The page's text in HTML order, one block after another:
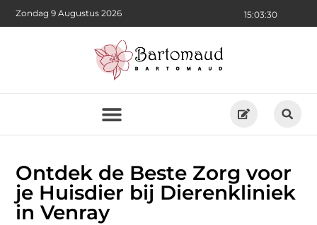
15:03:32
Zondag 9 Augustus 2026
Ontdek de Beste Zorg voor
je Huisdier bij Dierenkliniek
in Venray